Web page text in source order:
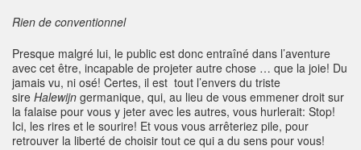
Rien de conventionnel
Presque malgré lui, le public est donc entraîné dans l’aventure
avec cet être, incapable de projeter autre chose … que la joie! Du
jamais vu, ni osé! Certes, il est tout l’envers du triste
sire Halewijn germanique, qui, au lieu de vous emmener droit sur
la falaise pour vous y jeter avec les autres, vous hurlerait: Stop!
Ici, les rires et le sourire! Et vous vous arrêteriez pile, pour
retrouver la liberté de choisir tout ce qui a du sens pour vous!